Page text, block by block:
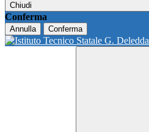
Chiudi
Conferma
Annulla Conferma